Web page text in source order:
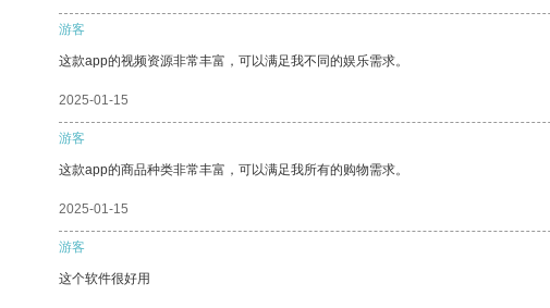
游客
这款app的视频资源非常丰富，可以满足我不同的娱乐需求。
2025-01-15
游客
这款app的商品种类非常丰富，可以满足我所有的购物需求。
2025-01-15
游客
这个软件很好用